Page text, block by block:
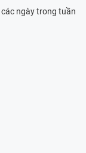
các ngày trong tuần